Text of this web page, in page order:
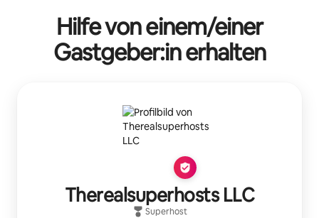
Hilfe von einem/einer
Gastgeber:in erhalten
Therealsuperhosts LLC
Superhost